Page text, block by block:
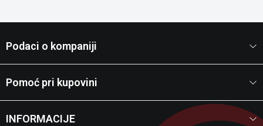
Podaci o kompaniji
Pomoć pri kupovini
INFORMACIJE